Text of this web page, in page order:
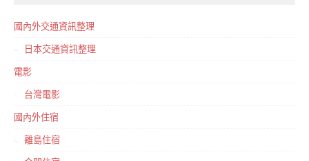
國內外交通資訊整理
日本交通資訊整理
電影
台灣電影
國內外住宿
離島住宿